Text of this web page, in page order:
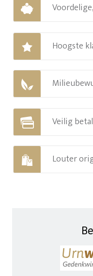
Hoogste
Veilig
Louter